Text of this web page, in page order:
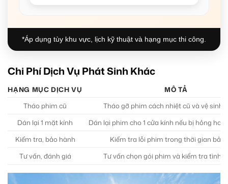
*Áp dụng tùy khu vực, lịch kỹ thuật và hạng mục thi công.
Chi Phí Dịch Vụ Phát Sinh Khác
HẠNG MỤC DỊCH VỤ
MÔ TẢ
Tháo phim cũ
Tháo gỡ phim cách nhiệt cũ và vệ sinh
Dán lại 1 mặt kính
Dán lại phim cho 1 cửa kính nếu bị hỏng
Kiểm tra, bảo hành
Kiểm tra lỗi phim trong thời gian bảo
Tư vấn, đánh giá
Tư vấn chọn gói phim và kiểm tra tình